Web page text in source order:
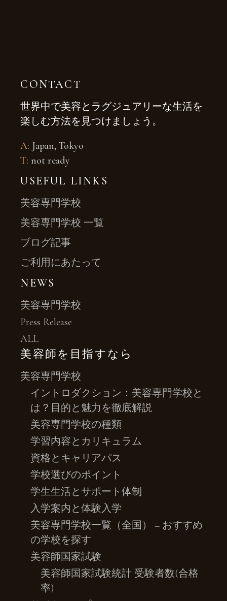
CONTACT
世界中で美容とラグジュアリーな生活を
楽しむ方法を見つけましょう。
A: Japan, Tokyo
T: not ready
USEFUL LINKS
美容専門学校
美容専門学校 一覧
ブログ記事
ご利用にあたって
NEWS
美容専門学校
Press Release
ALL
美容師を目指すなら
美容専門学校
イントロダクション：美容専門学校と
は？目的と魅力を徹底解説
美容専門学校の種類
学習内容とカリキュラム
資格とキャリアパス
学校選びのポイント
学生生活とサポート体制
入学案内と体験入学
美容専門学校一覧（全国） – おすすめ
の学校を探す
美容師国家試験
美容師国家試験統計 受験者数(合格
率)